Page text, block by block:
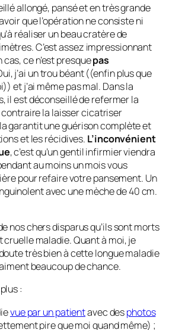
allongé, pansé et en très grande
que l’opération ne consiste ni
réaliser un beau cratère de
C’est assez impressionnant
ce n’est presquepas
j’ai un trou béant ((enfin plus que
et j’ai même pas mal. Dans la
il est déconseillé de refermer la
contraire la laisser cicatriser
garantit une guérison complète et
et les récidives. L’inconvénient
, c’est qu’un gentil infirmier viendra
au moins un mois vous
pour refaire votre pansement. Un
avec une mèche de 40 cm.
nos chers disparus qu’ils sont morts
cruelle maladie. Quant à moi, je
très bien à cette longue maladie
beaucoup de chance.
:
vue par un patientavec desphotos
pire que moi quand même) ;